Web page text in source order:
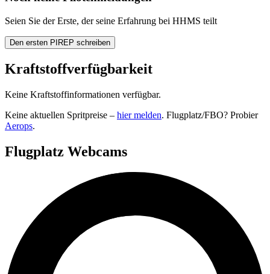
Seien Sie der Erste, der seine Erfahrung bei HHMS teilt
Den ersten PIREP schreiben
Kraftstoffverfügbarkeit
Keine Kraftstoffinformationen verfügbar.
Keine aktuellen Spritpreise – hier melden. Flugplatz/FBO? Probier
Aerops.
Flugplatz Webcams